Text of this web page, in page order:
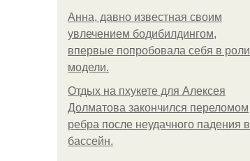
Анна, давно известная своим
увлечением бодибилдингом,
впервые попробовала себя в роли
модели.
Отдых на пхукете для Алексея
Долматова закончился переломом
ребра после неудачного падения в
бассейн.